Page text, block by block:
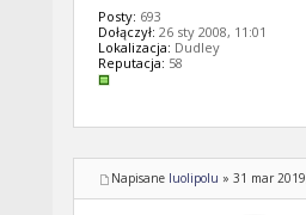
Posty: 693
Dołączył: 26 sty 2008, 11:01
Lokalizacja: Dudley
Reputacja: 58
Napisane luolipolu » 31 mar